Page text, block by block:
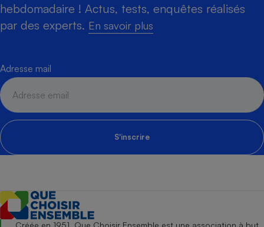
hebdomadaire ! Actus, tests, enquêtes réalisés
par des experts. En savoir plus
Adresse mail
S'inscrire
Créée en 1951, Que Choisir Ensemble est une association à but